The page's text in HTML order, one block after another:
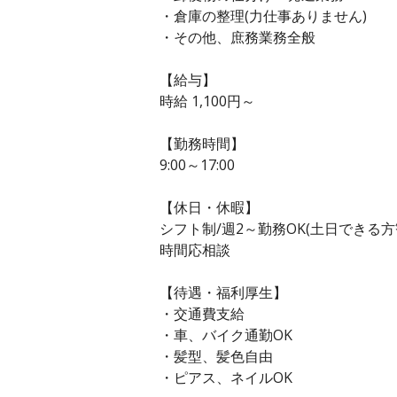
・倉庫の整理(力仕事ありません)
・その他、庶務業務全般
【給与】
時給 1,100円～
【勤務時間】
9:00～17:00
【休日・休暇】
シフト制/週2～勤務OK(土日できる
時間応相談
【待遇・福利厚生】
・交通費支給
・車、バイク通勤OK
・髪型、髪色自由
・ピアス、ネイルOK